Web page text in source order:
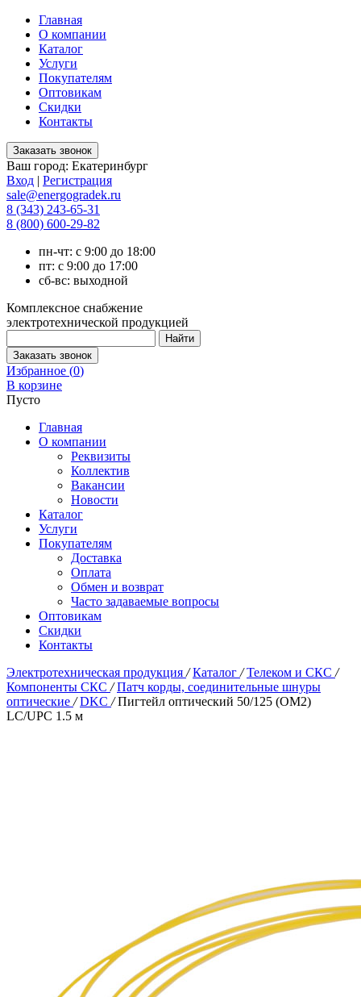
Главная
О компании
Каталог
Услуги
Покупателям
Оптовикам
Скидки
Контакты
Ваш город: Екатеринбург
Вход | Регистрация
sale@energogradek.ru
8 (343) 243-65-31
8 (800) 600-29-82
пн-чт: с 9:00 до 18:00
пт: с 9:00 до 17:00
сб-вс: выходной
Комплексное снабжение
электротехнической продукцией
Избранное (0)
В корзине
Пусто
Главная
О компании
Реквизиты
Коллектив
Вакансии
Новости
Каталог
Услуги
Покупателям
Доставка
Оплата
Обмен и возврат
Часто задаваемые вопросы
Оптовикам
Скидки
Контакты
Электротехническая продукция / Каталог / Телеком и СКС /
Компоненты СКС / Патч корды, соединительные шнуры
оптические / DKC / Пигтейл оптический 50/125 (OM2)
LC/UPC 1.5 м